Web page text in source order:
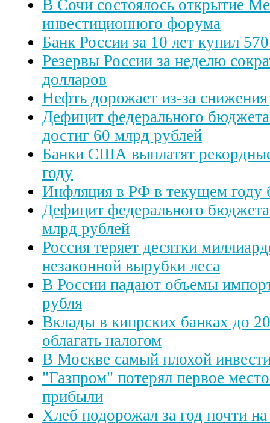
В Сочи состоялось открытие
инвестиционного форума
Банк России за 10 лет купил
Резервы России за неделю
долларов
Нефть дорожает из-за
Дефицит федерального
достиг 60 млрд рублей
Банки США выплатят
году
Инфляция в РФ в текущем году
Дефицит федерального
млрд рублей
Россия теряет десятки
незаконной вырубки леса
В России падают объемы
рубля
Вклады в кипрских банках до
облагать налогом
В Москве самый плохой
"Газпром" потерял первое
прибыли
Хлеб подорожал за год почти